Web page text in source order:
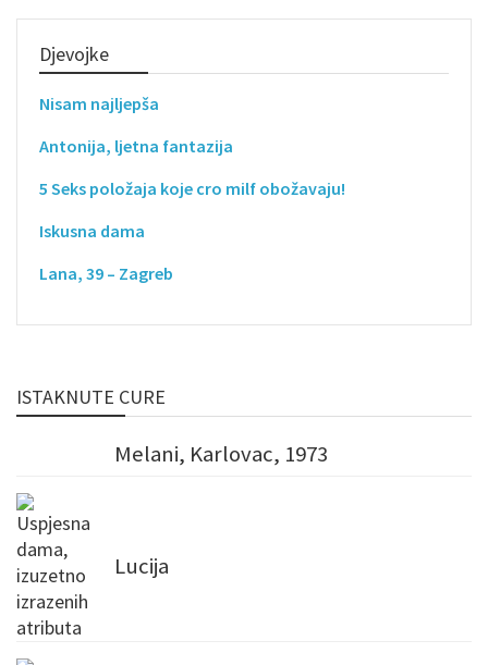
Djevojke
Nisam najljepša
Antonija, ljetna fantazija
5 Seks položaja koje cro milf obožavaju!
Iskusna dama
Lana, 39 – Zagreb
ISTAKNUTE CURE
Melani, Karlovac, 1973
Lucija